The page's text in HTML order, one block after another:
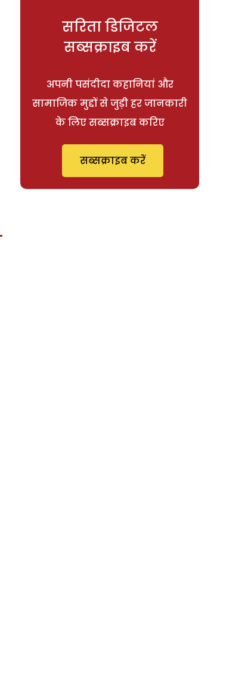
सरिता डिजिटल
सब्सक्राइब करें
अपनी पसंदीदा कहानियां और
सामाजिक मुद्दों से जुड़ी हर जानकारी
के लिए सब्सक्राइब करिए
सब्सक्राइब करें